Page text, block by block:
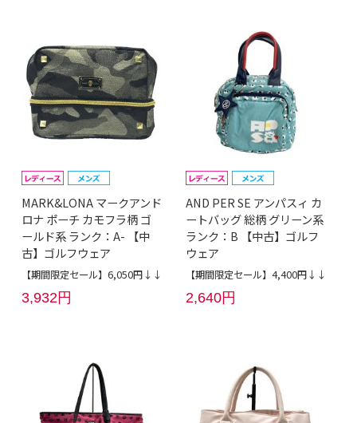
MARK&LONA マークアンド
ロナ ポーチ カモフラ柄 ゴ
ールド系 ランク：A- 【中
古】ゴルフウェア
【期間限定セール】6,050円↓↓
3,932円
AND PER SE アンパスィ カ
ートバッグ 総柄 グリーン系
ランク：B 【中古】ゴルフ
ウェア
【期間限定セール】4,400円↓↓
2,640円